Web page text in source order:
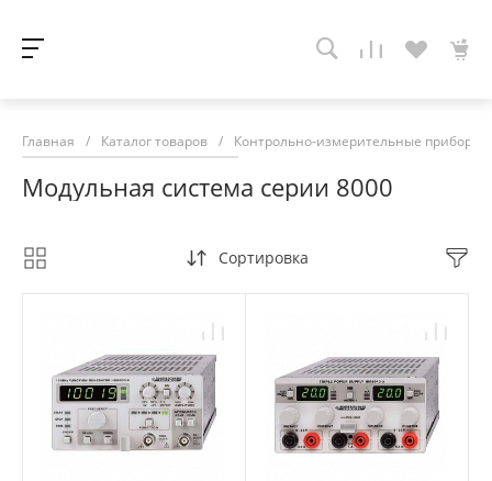
Главная / Каталог товаров / Контрольно-измерительные приборы
Модульная система серии 8000
Сортировка